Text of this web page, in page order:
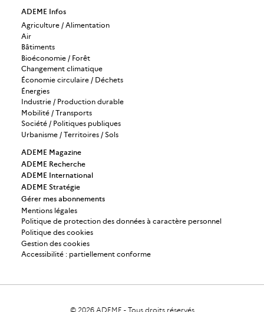
ADEME Infos
Agriculture / Alimentation
Air
Bâtiments
Bioéconomie / Forêt
Changement climatique
Économie circulaire / Déchets
Énergies
Industrie / Production durable
Mobilité / Transports
Société / Politiques publiques
Urbanisme / Territoires / Sols
ADEME Magazine
ADEME Recherche
ADEME International
ADEME Stratégie
Gérer mes abonnements
Mentions légales
Politique de protection des données à caractère personnel
Politique des cookies
Gestion des cookies
Accessibilité : partiellement conforme
© 2026 ADEME - Tous droits réservés